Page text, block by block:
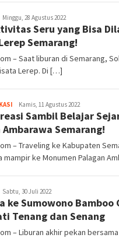
IwanMinggu, 28 Agustus 2022
Seru yang Bisa
Semarang!
– Saat liburan di Semarang,
Lerep. Di […]
Iwan
Gunawan
Kamis, 11 Agustus 2022
Sambil Belajar
Ambarawa Semarang!
– Traveling ke Kabupaten
mampir ke Monumen Palagan
Iwan
Sabtu, 30 Juli 2022
ke Sumowono Bamboo
Tenang dan Senang
– Liburan akhir pekan